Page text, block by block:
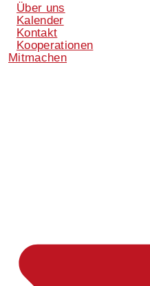
Über uns
Kalender
Kontakt
Kooperationen
Mitmachen